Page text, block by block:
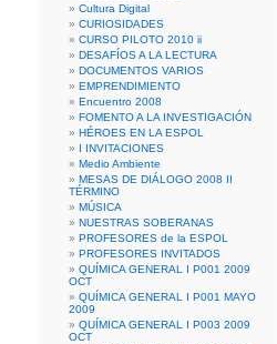
Cultura Digital
CURIOSIDADES
CURSO PILOTO 2010 ii
DESAFÍOS A LA LECTURA
DOCUMENTOS VARIOS
EMPRENDIMIENTO
Encuentro 2008
FOMENTO A LA INVESTIGACIÓN
HÉROES EN LA ESPOL
I INVITACIONES
Medio Ambiente
MESAS DE DIÁLOGO 2008 II
TÉRMINO
MÚSICA
NUESTRAS SOBERANAS
PROFESORES de la ESPOL
PROFESORES INVITADOS
QUÍMICA GENERAL I P001 2009
OCT
QUÍMICA GENERAL I P001 MAYO
2009
QUÍMICA GENERAL I P003 2009
OCT